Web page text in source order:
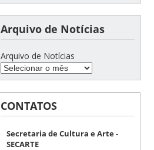
Arquivo de Notícias
Arquivo de Notícias
CONTATOS
Secretaria de Cultura e Arte -
SECARTE